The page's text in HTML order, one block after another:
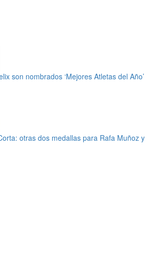
son nombrados ‘Mejores Atletas del Año’
otras dos medallas para Rafa Muñoz y